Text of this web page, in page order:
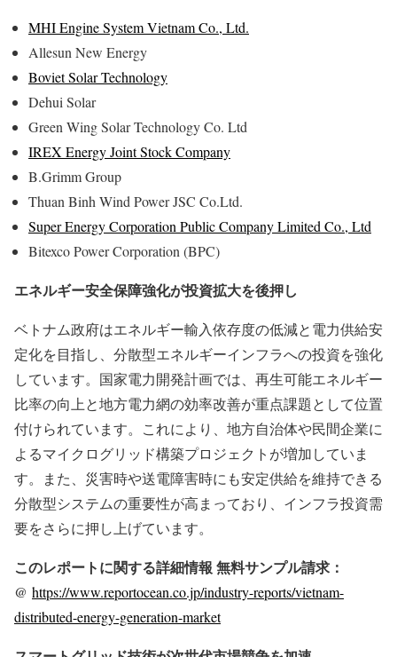
MHI Engine System Vietnam Co., Ltd.
Allesun New Energy
Boviet Solar Technology
Dehui Solar
Green Wing Solar Technology Co. Ltd
IREX Energy Joint Stock Company
B.Grimm Group
Thuan Binh Wind Power JSC Co.Ltd.
Super Energy Corporation Public Company Limited Co., Ltd
Bitexco Power Corporation (BPC)
エネルギー安全保障強化が投資拡大を後押し
ベトナム政府はエネルギー輸入依存度の低減と電力供給安
定化を目指し、分散型エネルギーインフラへの投資を強化
しています。国家電力開発計画では、再生可能エネルギー
比率の向上と地方電力網の効率改善が重点課題として位置
付けられています。これにより、地方自治体や民間企業に
よるマイクログリッド構築プロジェクトが増加していま
す。また、災害時や送電障害時にも安定供給を維持できる
分散型システムの重要性が高まっており、インフラ投資需
要をさらに押し上げています。
このレポートに関する詳細情報 無料サンプル請求：
@ https://www.reportocean.co.jp/industry-reports/vietnam-
distributed-energy-generation-market